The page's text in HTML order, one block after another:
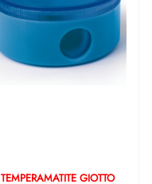
TEMPERAMATITE GIOTTO